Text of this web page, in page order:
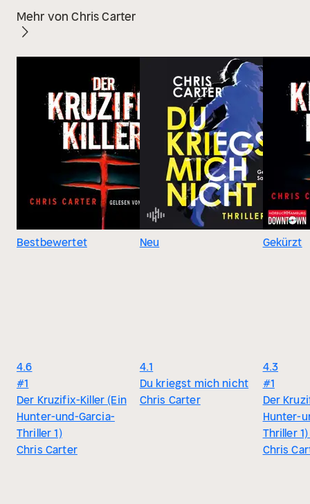
Mehr von Chris Carter
Bestbewertet
4.6
#1
Der Kruzifix-Killer (Ein
Hunter-und-Garcia-
Thriller 1)
Chris Carter
Neu
4.1
Du kriegst mich nicht
Chris Carter
Gekürzt
4.3
#1
Der
Hunter-
Thriller
Chris